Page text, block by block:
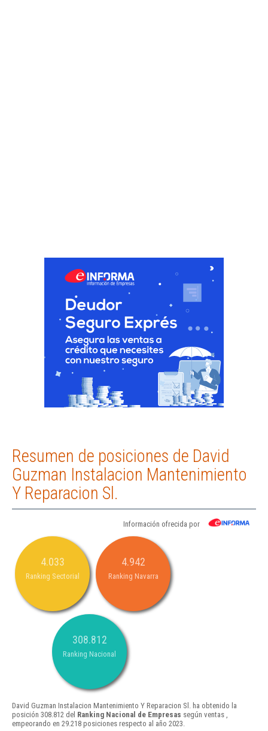
Resumen de posiciones de David
Guzman Instalacion Mantenimiento
Y Reparacion Sl.
Información ofrecida por
4.033
Ranking Sectorial
4.942
Ranking Navarra
308.812
Ranking Nacional
David Guzman Instalacion Mantenimiento Y Reparacion Sl. ha obtenido la
posición 308.812 del Ranking Nacional de Empresas según ventas ,
empeorando en 29.218 posiciones respecto al año 2023.